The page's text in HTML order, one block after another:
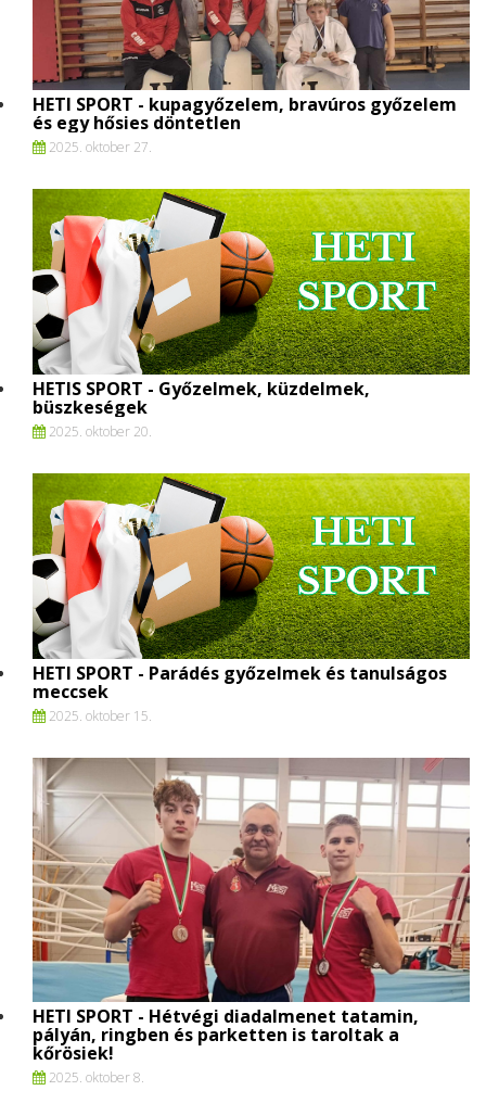
HETI SPORT - kupagyőzelem, bravúros győzelem
és egy hősies döntetlen
2025. oktober 27.
HETIS SPORT - Győzelmek, küzdelmek,
büszkeségek
2025. oktober 20.
HETI SPORT - Parádés győzelmek és tanulságos
meccsek
2025. oktober 15.
HETI SPORT - Hétvégi diadalmenet tatamin,
pályán, ringben és parketten is taroltak a
kőrösiek!
2025. oktober 8.